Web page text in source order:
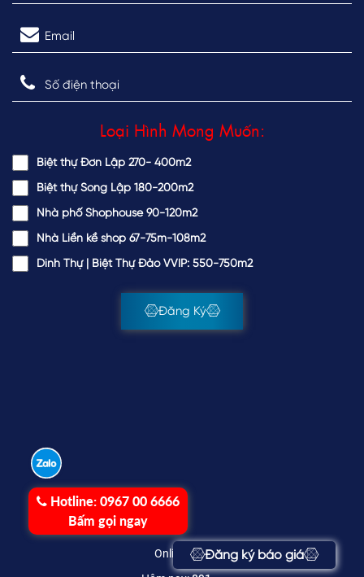
Hotline: 0967 00 6666
Bấm gọi ngay
Đăng ký báo giá
Loại Hình Mong Muốn:
Biệt thự Đơn Lập 270- 400m2
Biệt thự Song Lập 180-200m2
Nhà phố Shophouse 90-120m2
Nhà Liền kề shop 67-75m-108m2
Dinh Thự | Biệt Thự Đảo VVIP: 550-750m2
Đăng Ký
Online:8